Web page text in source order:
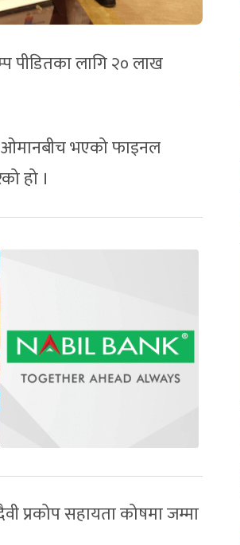
पीडितका लागि २० लाख
ओमानबीच भएको फाइनल
हो ।
प्रकोप सहायता कोषमा जम्मा